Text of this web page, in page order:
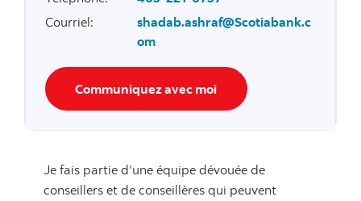
Courriel:
shadab.ashraf@Scotiabank.c
om
Communiquez avec moi
Je fais partie d’une équipe dévouée de
conseillers et de conseillères qui peuvent